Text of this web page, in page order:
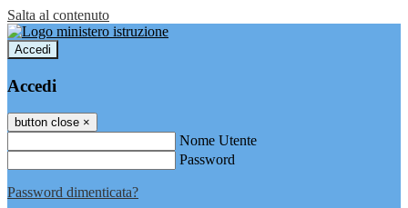
Salta al contenuto
Accedi
Accedi
button close ×
Nome Utente
Password
Password dimenticata?